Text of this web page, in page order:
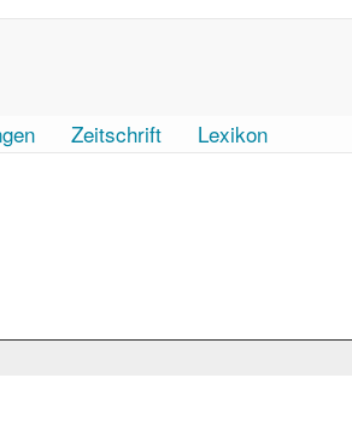
Zeitschrift Lexikon